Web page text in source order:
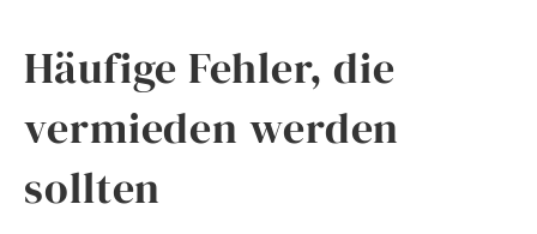
Häufige Fehler, die
vermieden werden
sollten